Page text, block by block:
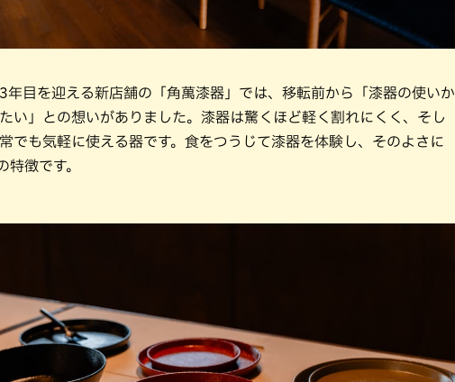
年目を迎える新店舗の「角萬漆器」では、移転前から「漆器の使いか
い」との想いがありました。漆器は驚くほど軽く割れにくく、そし
でも気軽に使える器です。食をつうじて漆器を体験し、そのよさに
特徴です。